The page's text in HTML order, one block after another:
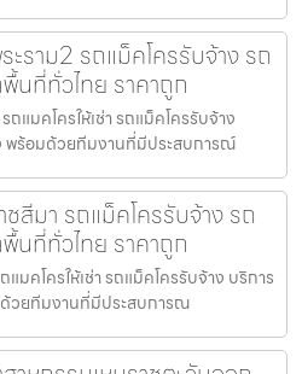
ราม2 รถแม็คโครรับจ้าง รถ
นที่ทั่วไทย ราคาถูก
แมคโครให้เช่า รถแม็คโครรับจ้าง
พร้อมด้วยทีมงานที่มีประสบการณ์
สีมา รถแม็คโครรับจ้าง รถ
นที่ทั่วไทย ราคาถูก
มคโครให้เช่า รถแม็คโครรับจ้าง บริการ
ด้วยทีมงานที่มีประสบการณ